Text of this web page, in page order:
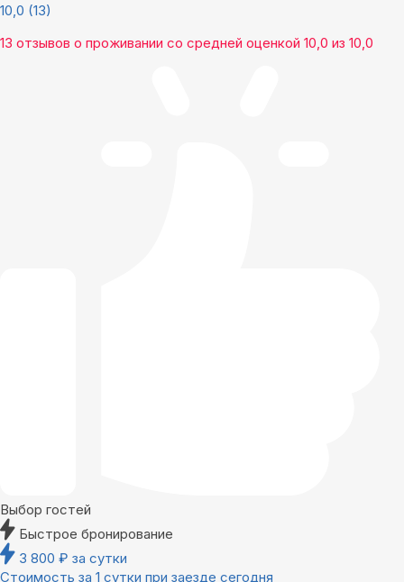
10,0 (13)
13 отзывов о проживании со средней оценкой 10,0 из 10,0
Выбор гостей
Быстрое бронирование
3 800 ₽ за сутки
Стоимость за 1 сутки при заезде сегодня